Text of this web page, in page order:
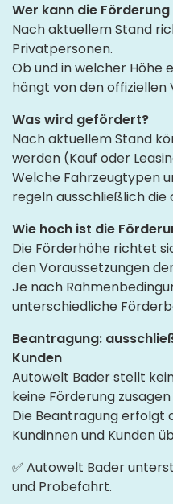
Wer kann die
Nach aktuellem Stand
Privatpersonen.
Ob und in welcher Höhe
hängt von den offiziellen
Was wird gefördert?
Nach aktuellem Stand
werden (Kauf oder
Welche Fahrzeugtypen
regeln ausschließlich die
Wie hoch ist die
Die Förderhöhe richtet
den Voraussetzungen
Je nach
unterschiedliche
Beantragung:
Kunden
Autowelt Bader stellt
keine Förderung
Die Beantragung erfolgt
Kundinnen und Kunden
✅ Autowelt Bader
und Probefahrt.